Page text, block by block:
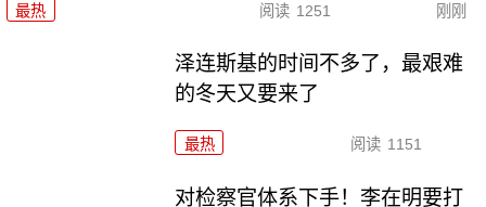
最热 阅读 1251 刚刚
泽连斯基的时间不多了，最艰难
的冬天又要来了
最热 阅读 1151
对检察官体系下手！李在明要打